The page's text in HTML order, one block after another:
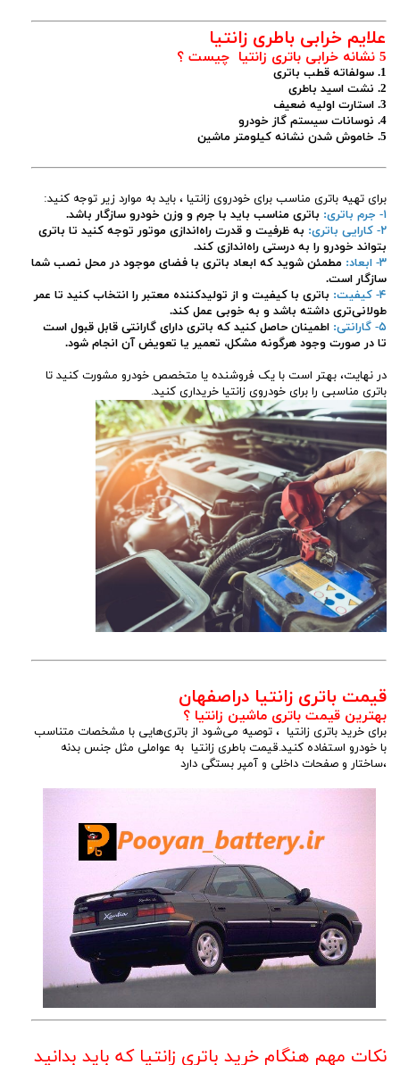
علایم خرابی باطری زانتیا
5 نشانه خرابی باتری زانتیا چیست ؟
1. سولفاته قطب باتری
2. نشت اسید باطری
3. استارت اولیه ضعیف
4. نوسانات سیستم گاز خودرو
5. خاموش شدن نشانه کیلومتر ماشین
برای تهیه باتری مناسب برای خودروی زانتیا ، باید به موارد زیر توجه کنید:
۱- جرم باتری:
باتری مناسب باید با جرم و وزن خودرو سازگار باشد.
۲- کارایی باتری:
به ظرفیت و قدرت راه‌اندازی موتور توجه کنید تا باتری
بتواند خودرو را به درستی راه‌اندازی کند.
۳- ابعاد:
مطمئن شوید که ابعاد باتری با فضای موجود در محل نصب شما
سازگار است.
۴- کیفیت:
باتری با کیفیت و از تولیدکننده معتبر را انتخاب کنید تا عمر
طولانی‌تری داشته باشد و به خوبی عمل کند.
۵- گارانتی:
اطمینان حاصل کنید که باتری دارای گارانتی قابل قبول است
تا در صورت وجود هرگونه مشکل، تعمیر یا تعویض آن انجام شود.
در نهایت، بهتر است با یک فروشنده یا متخصص خودرو مشورت کنید تا
باتری مناسبی را برای خودروی زانتیا خریداری کنید.
قیمت باتری زانتیا دراصفهان
بهترین قیمت باتری ماشین زانتیا ؟
برای خرید باتری زانتیا ، توصیه می‌شود از باتری‌هایی با مشخصات متناسب
با خودرو استفاده کنید.قیمت باطری زانتیا به عواملی مثل جنس بدنه
،ساختار و صفحات داخلی و آمپر بستگی دارد
نکات مهم هنگام خرید باتری زانتیا که باید بدانید